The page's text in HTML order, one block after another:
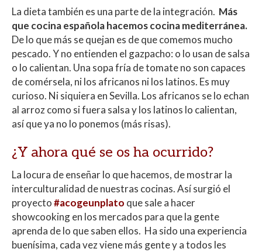
La dieta también es una parte de la integración. Más
que cocina española hacemos cocina mediterránea.
De lo que más se quejan es de que comemos mucho
pescado. Y no entienden el gazpacho: o lo usan de salsa
o lo calientan. Una sopa fría de tomate no son capaces
de comérsela, ni los africanos ni los latinos. Es muy
curioso. Ni siquiera en Sevilla. Los africanos se lo echan
al arroz como si fuera salsa y los latinos lo calientan,
así que ya no lo ponemos (más risas).
¿Y ahora qué se os ha ocurrido?
La locura de enseñar lo que hacemos, de mostrar la
interculturalidad de nuestras cocinas. Así surgió el
proyecto#acogeunplato que sale a hacer
showcooking en los mercados para que la gente
aprenda de lo que saben ellos. Ha sido una experiencia
buenísima, cada vez viene más gente y a todos les